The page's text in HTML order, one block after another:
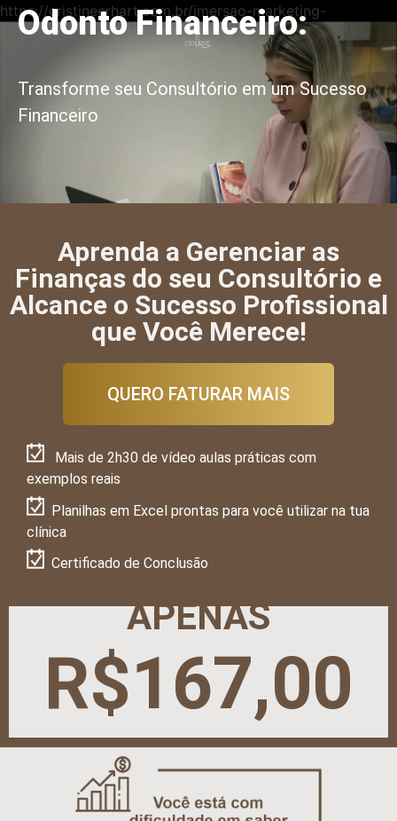
https://cristineerhart.com.br/imersao-marketing-
odontologico/
Odonto Financeiro:
Transforme seu Consultório em um Sucesso
Financeiro
Aprenda a Gerenciar as
Finanças do seu Consultório e
Alcance o Sucesso Profissional
que Você Merece!
QUERO FATURAR MAIS
Mais de 2h30 de vídeo aulas práticas com
exemplos reais
Planilhas em Excel prontas para você utilizar na tua
clínica
Certificado de Conclusão
APENAS
R$167,00